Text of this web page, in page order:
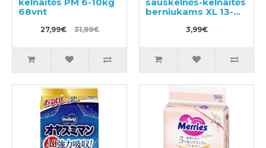
68vnt
27,99€ 31,99€
berniukams XL 13-
3,99€